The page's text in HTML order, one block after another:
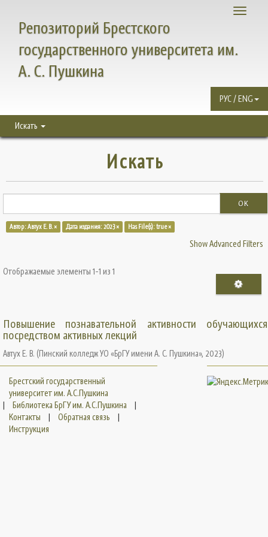
Toggle
Репозиторий Брестского
государственного университета им.
А. С. Пушкина
РУС / ENG
Искать
Искать
OK
Автор: Автух Е. В. × Дата издания: 2023 × Has File(s): true ×
Show Advanced Filters
Отображаемые элементы 1-1 из 1
Повышение познавательной активности обучающихся
посредством активных лекций
Автух Е. В. (Пинский колледж УО «БрГУ имени А. С. Пушкина», 2023)
Брестский государственный
университет им. А.С.Пушкина
|
Библиотека БрГУ им. А.С.Пушкина
|
Контакты
| Обратная связь
|
Инструкция